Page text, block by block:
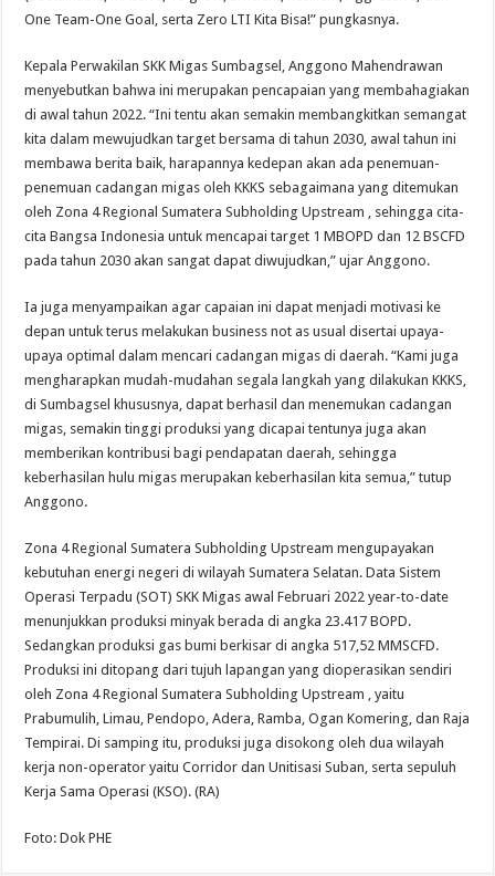
One Team-One Goal, serta Zero LTI Kita Bisa!” pungkasnya.
Kepala Perwakilan SKK Migas Sumbagsel, Anggono Mahendrawan
menyebutkan bahwa ini merupakan pencapaian yang membahagiakan
di awal tahun 2022. “Ini tentu akan semakin membangkitkan semangat
kita dalam mewujudkan target bersama di tahun 2030, awal tahun ini
membawa berita baik, harapannya kedepan akan ada penemuan-
penemuan cadangan migas oleh KKKS sebagaimana yang ditemukan
oleh Zona 4 Regional Sumatera Subholding Upstream , sehingga cita-
cita Bangsa Indonesia untuk mencapai target 1 MBOPD dan 12 BSCFD
pada tahun 2030 akan sangat dapat diwujudkan,” ujar Anggono.
Ia juga menyampaikan agar capaian ini dapat menjadi motivasi ke
depan untuk terus melakukan business not as usual disertai upaya-
upaya optimal dalam mencari cadangan migas di daerah. “Kami juga
mengharapkan mudah-mudahan segala langkah yang dilakukan KKKS,
di Sumbagsel khususnya, dapat berhasil dan menemukan cadangan
migas, semakin tinggi produksi yang dicapai tentunya juga akan
memberikan kontribusi bagi pendapatan daerah, sehingga
keberhasilan hulu migas merupakan keberhasilan kita semua,” tutup
Anggono.
Zona 4 Regional Sumatera Subholding Upstream mengupayakan
kebutuhan energi negeri di wilayah Sumatera Selatan. Data Sistem
Operasi Terpadu (SOT) SKK Migas awal Februari 2022 year-to-date
menunjukkan produksi minyak berada di angka 23.417 BOPD.
Sedangkan produksi gas bumi berkisar di angka 517,52 MMSCFD.
Produksi ini ditopang dari tujuh lapangan yang dioperasikan sendiri
oleh Zona 4 Regional Sumatera Subholding Upstream , yaitu
Prabumulih, Limau, Pendopo, Adera, Ramba, Ogan Komering, dan Raja
Tempirai. Di samping itu, produksi juga disokong oleh dua wilayah
kerja non-operator yaitu Corridor dan Unitisasi Suban, serta sepuluh
Kerja Sama Operasi (KSO). (RA)
Foto: Dok PHE